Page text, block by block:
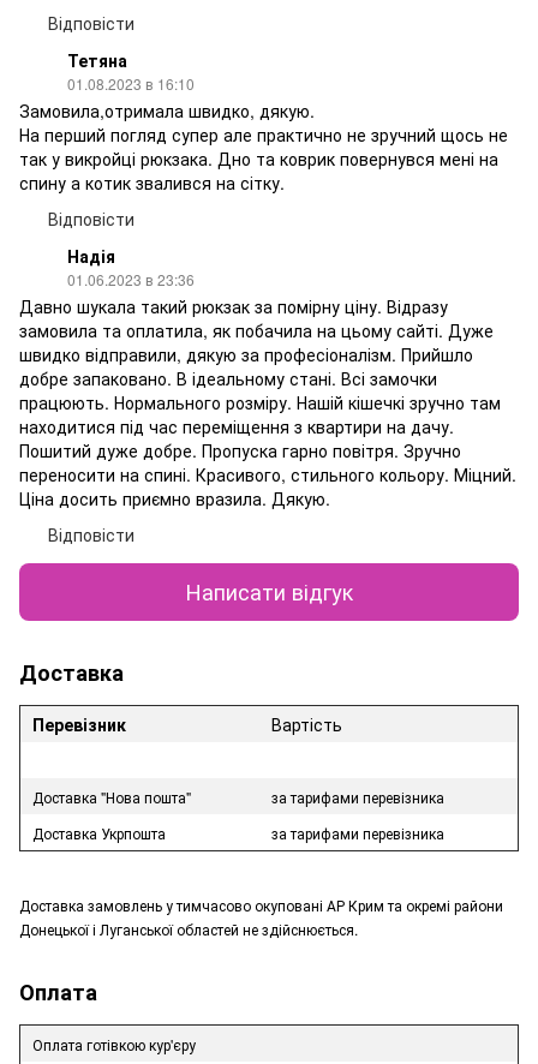
Відповісти
Тетяна
01.08.2023 в 16:10
Замовила,отримала швидко, дякую.
На перший погляд супер але практично не зручний щось не
так у викройці рюкзака. Дно та коврик повернувся мені на
спину а котик звалився на сітку.
Відповісти
Надія
01.06.2023 в 23:36
Давно шукала такий рюкзак за помірну ціну. Відразу
замовила та оплатила, як побачила на цьому сайті. Дуже
швидко відправили, дякую за професіоналізм. Прийшло
добре запаковано. В ідеальному стані. Всі замочки
працюють. Нормального розміру. Нашій кішечкі зручно там
находитися під час переміщення з квартири на дачу.
Пошитий дуже добре. Пропуска гарно повітря. Зручно
переносити на спині. Красивого, стильного кольору. Міцний.
Ціна досить приємно вразила. Дякую.
Відповісти
Написати відгук
Доставка
Перевізник Вартість
Доставка "Нова пошта"
за тарифами перевізника
Доставка Укрпошта
за тарифами перевізника
Доставка замовлень у тимчасово окуповані АР Крим та окремі райони
Донецької і Луганської областей не здійснюється.
Оплата
Оплата готівкою кур'єру